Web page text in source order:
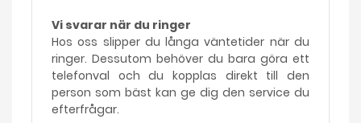
Vi svarar när du ringer
Hos oss slipper du långa väntetider när du
ringer. Dessutom behöver du bara göra ett
telefonval och du kopplas direkt till den
person som bäst kan ge dig den service du
efterfrågar.